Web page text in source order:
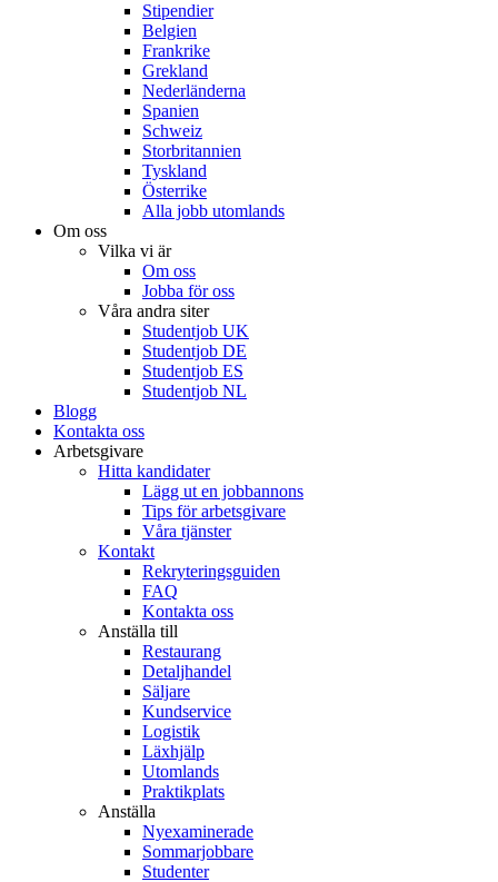
Stipendier
Belgien
Frankrike
Grekland
Nederländerna
Spanien
Schweiz
Storbritannien
Tyskland
Österrike
Alla jobb utomlands
Om oss
Vilka vi är
Om oss
Jobba för oss
Våra andra siter
Studentjob UK
Studentjob DE
Studentjob ES
Studentjob NL
Blogg
Kontakta oss
Arbetsgivare
Hitta kandidater
Lägg ut en jobbannons
Tips för arbetsgivare
Våra tjänster
Kontakt
Rekryteringsguiden
FAQ
Kontakta oss
Anställa till
Restaurang
Detaljhandel
Säljare
Kundservice
Logistik
Läxhjälp
Utomlands
Praktikplats
Anställa
Nyexaminerade
Sommarjobbare
Studenter